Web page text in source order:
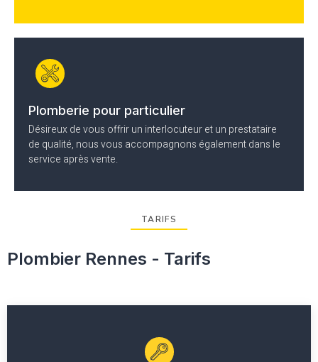
Plomberie pour particulier
Désireux de vous offrir un interlocuteur et un prestataire
de qualité, nous vous accompagnons également dans le
service après vente.
TARIFS
Plombier Rennes - Tarifs